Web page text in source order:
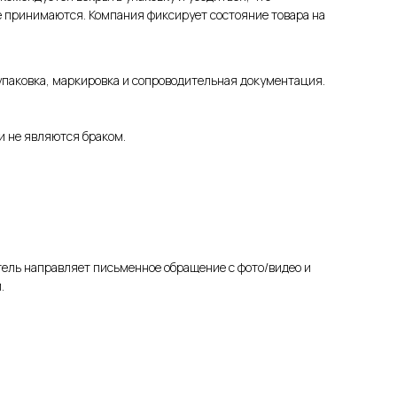
Компания фиксирует состояние товара на
маркировка и сопроводительная документация.
не являются браком.
направляет письменное обращение с фото/видео и